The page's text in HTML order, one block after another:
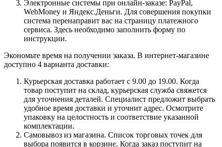
Электронные системы при онлайн-заказе: PayPal,
WebMoney и Яндекс.Деньги. Для совершения покупки
система перенаправит вас на страницу платежного
сервиса. Здесь необходимо заполнить форму по
инструкции.
Экономьте время на получении заказа. В интернет-магазине
доступно 4 варианта доставки:
Курьерская доставка работает с 9.00 до 19.00. Когда
товар поступит на склад, курьерская служба свяжется
для уточнения деталей. Специалист предложит выбрать
удобное время доставки и уточнит адрес. Осмотрите
упаковку на целостность и соответствие указанной
комплектации.
Самовывоз из магазина. Список торговых точек для
выбора появится в корзине. Когда заказ поступит на